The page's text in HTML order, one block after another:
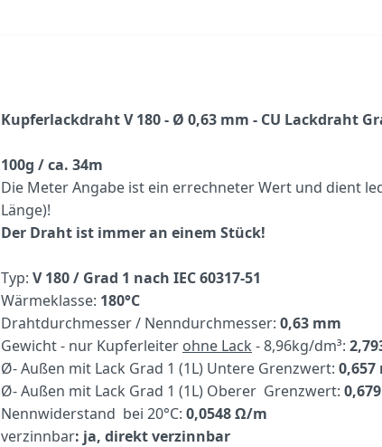
Kupferlackdraht V 180 - Ø 0,63 mm - CU Lackdraht
100g / ca. 34m
Die Meter Angabe ist ein errechneter Wert und dient
Länge)!
Der Draht ist immer an einem Stück!
Typ: V 180 / Grad 1 nach IEC 60317-51
Wärmeklasse: 180°C
Drahtdurchmesser / Nenndurchmesser: 0,63 mm
Gewicht - nur Kupferleiter ohne Lack - 8,96kg/dm³:
Ø- Außen mit Lack Grad 1 (1L) Untere Grenzwert: 0,657
Ø- Außen mit Lack Grad 1 (1L) Oberer Grenzwert:
Nennwiderstand bei 20°C: 0,0548 Ω/m
verzinnbar: ja, direkt verzinnbar